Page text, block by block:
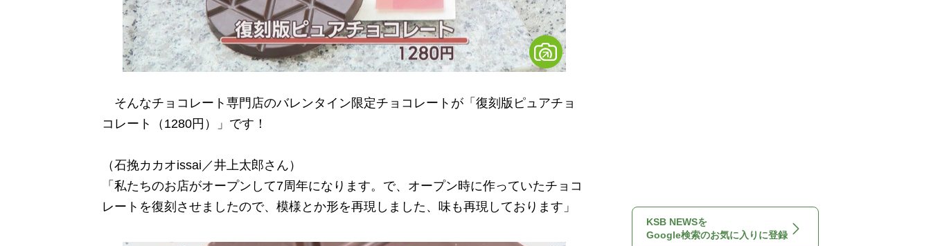
そんなチョコレート専門店のバレンタイン限定チョコレートが「復刻版ピュアチョ
コレート（1280円）」です！
（石挽カカオissai／井上太郎さん）
「私たちのお店がオープンして7周年になります。で、オープン時に作っていたチョコ
レートを復刻させましたので、模様とか形を再現しました、味も再現しております」
KSB NEWSを
Google検索のお気に入りに登録